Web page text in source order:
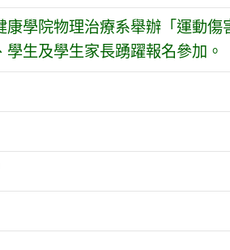
康學院物理治療系舉辦「運動
生及學生家長踴躍報名參加。